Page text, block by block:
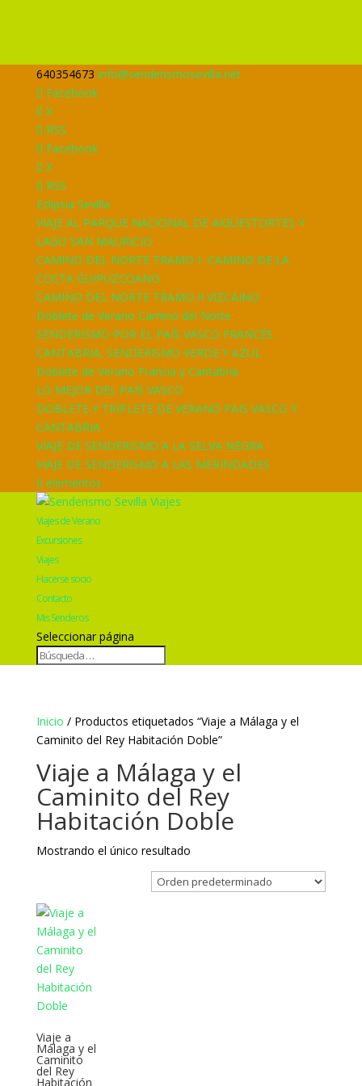
640354673 info@senderismosevilla.net
Facebook
X
RSS
Facebook
X
RSS
Eclipsia Sevilla
VIAJE AL PARQUE NACIONAL DE AIGÜESTORTES Y
LAGO SAN MAURICIO
CAMINO DEL NORTE TRAMO I- CAMINO DE LA
COSTA GUIPUZCOANO
CAMINO DEL NORTE TRAMO II VIZCAINO
Doblete de Verano Camino del Norte
SENDERISMO POR EL PAÍS VASCO FRANCÉS
CANTABRIA, SENDERISMO VERDE Y AZUL
Doblete de Verano Francia y Cantabria
LO MEJOR DEL PAÍS VASCO
DOBLETE Y TRIPLETE DE VERANO PAIS VASCO Y
CANTABRIA
VIAJE DE SENDERISMO A LA SELVA NEGRA
VIAJE DE SENDERISMO A LAS MERINDADES
0 elementos
Viajes de Verano
Excursiones
Viajes
Hacerse socio
Contacto
Mis Senderos
Seleccionar página
Inicio / Productos etiquetados “Viaje a Málaga y el
Caminito del Rey Habitación Doble”
Viaje a Málaga y el
Caminito del Rey
Habitación Doble
Mostrando el único resultado
Viaje a
Málaga y el
Caminito
del Rey
Habitación